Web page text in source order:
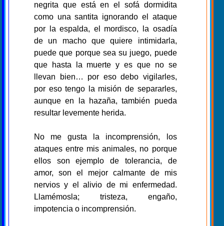
negrita que está en el sofá dormidita
como una santita ignorando el ataque
por la espalda, el mordisco, la osadía
de un macho que quiere intimidarla,
puede que porque sea su juego, puede
que hasta la muerte y es que no se
llevan bien… por eso debo vigilarles,
por eso tengo la misión de separarles,
aunque en la hazaña, también pueda
resultar levemente herida.
No me gusta la incomprensión, los
ataques entre mis animales, no porque
ellos son ejemplo de tolerancia, de
amor, son el mejor calmante de mis
nervios y el alivio de mi enfermedad.
Llamémosla; tristeza, engaño,
impotencia o incomprensión.